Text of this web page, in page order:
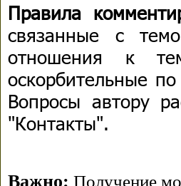
Правила
связанные с
отношения к
оскорбительные
Вопросы автору
"Контакты".
Важно: Получение